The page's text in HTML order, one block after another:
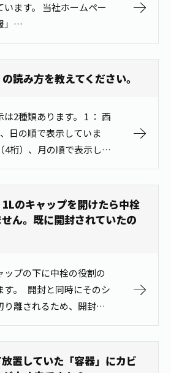
ます。 当社ホームペー
products/
の読み方を教えてください。
2種類あります。 1 ： 西
日の順で表示していま
4桁）、月の順で表示して
間が｢2022年5月」とな
、2022年5月末日までおい
1Lのキャップを開けたら中栓
ん。既に開封されていたの
ップの下に中栓の役割の
す。 開封と同時にそのシ
り離されるため、開封時
ない状態になります。シ
り離されることなく、切
め、中に落ちること…
置していた「容器」にカビ